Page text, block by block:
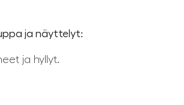
ja näyttelyt:
ja hyllyt.